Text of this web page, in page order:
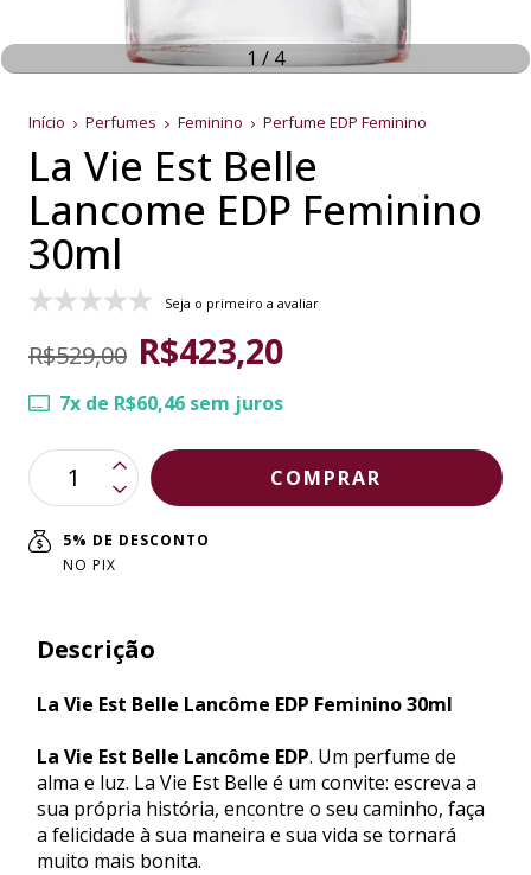
1 / 4
Início Perfumes Feminino Perfume EDP Feminino
La Vie Est Belle
Lancome EDP Feminino
30ml
Seja o primeiro a avaliar
R$529,00 R$423,20
7x de R$60,46 sem juros
5% DE DESCONTO
NO PIX
Descrição
La Vie Est Belle Lancôme EDP Feminino 30ml
La Vie Est Belle Lancôme EDP. Um perfume de
alma e luz. La Vie Est Belle é um convite: escreva a
sua própria história, encontre o seu caminho, faça
a felicidade à sua maneira e sua vida se tornar
muito mais bonita.